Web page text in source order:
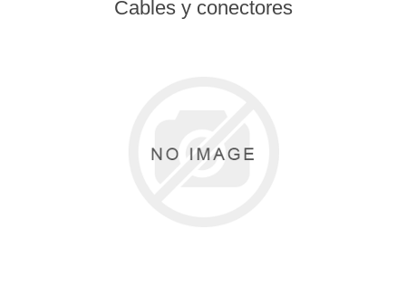
Cables y conectores